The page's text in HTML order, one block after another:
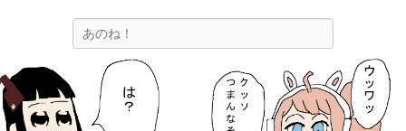
ひらちょんの中華端末隔離倉庫
ほたがページ上部にある検索バーを消してくれたサイトです。